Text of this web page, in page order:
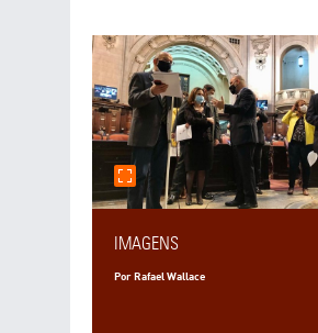
IMAGENS
Por Rafael Wallace
E-MAIL DO DESTINATÁRIO
DESEJA RECEBER UMA CÓPIA DA MENSAGEM?
NÃO
SEU COMENTÁRIO